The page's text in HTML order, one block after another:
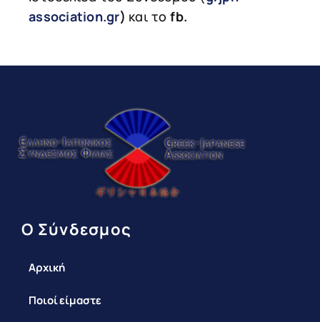
association.gr) και το fb.
Ο Σύνδεσμος
Αρχική
Ποιοί είμαστε